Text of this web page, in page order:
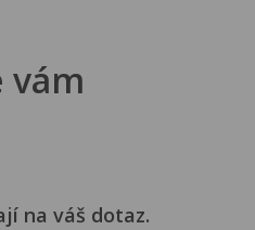
vám
na váš dotaz.